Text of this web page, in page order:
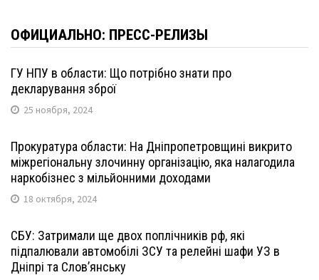
ОФИЦИАЛЬНО: ПРЕСС-РЕЛИЗЫ
ГУ НПУ в области: Що потрібно знати про
декларування зброї
25 ноября, 2024
Прокуратура области: На Дніпропетровщині викрито
міжрегіональну злочинну організацію, яка налагодила
наркобізнес з мільйонними доходами
18 октября, 2024
СБУ: Затримали ще двох поплічників рф, які
підпалювали автомобілі ЗСУ та релейні шафи УЗ в
Дніпрі та Слов’янську